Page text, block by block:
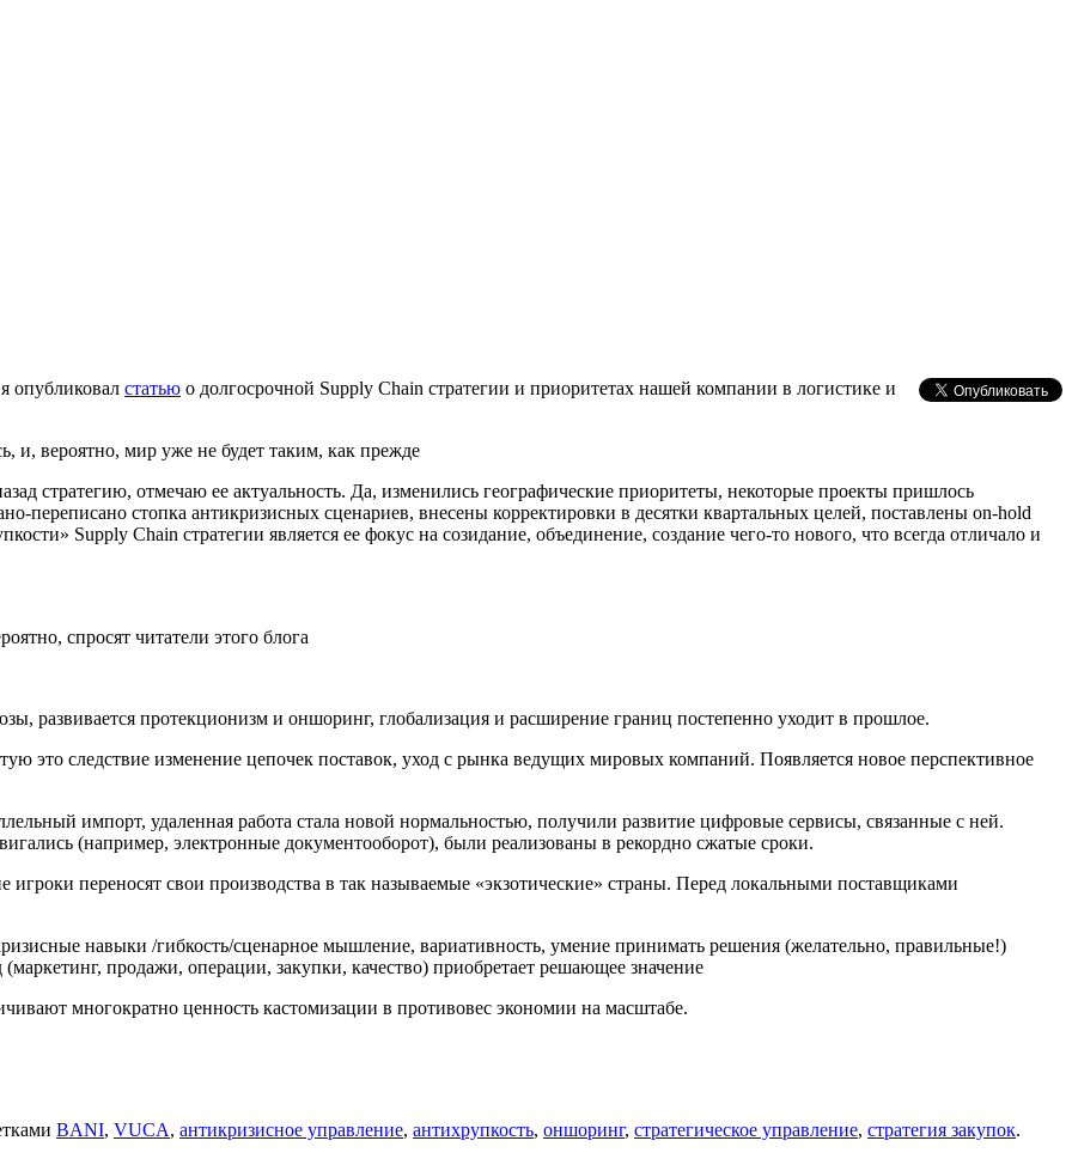
опубликовал статью о долгосрочной Supply Chain стратегии и приоритетах нашей компании в логистике и
и, вероятно, мир уже не будет таким, как прежде
стратегию, отмечаю ее актуальность. Да, изменились географические приоритеты, некоторые проекты пришлось
переписано стопка антикризисных сценариев, внесены корректировки в десятки квартальных целей, поставлены on-hold
Supply Chain стратегии является ее фокус на созидание, объединение, создание чего-то нового, что всегда отличало и
спросят читатели этого блога
развивается протекционизм и оншоринг, глобализация и расширение границ постепенно уходит в прошлое.
это следствие изменение цепочек поставок, уход с рынка ведущих мировых компаний. Появляется новое перспективное
импорт, удаленная работа стала новой нормальностью, получили развитие цифровые сервисы, связанные с ней.
(например, электронные документооборот), были реализованы в рекордно сжатые сроки.
переносят свои производства в так называемые «экзотические» страны. Перед локальными поставщиками
навыки /гибкость/сценарное мышление, вариативность, умение принимать решения (желательно, правильные!)
продажи, операции, закупки, качество) приобретает решающее значение
многократно ценность кастомизации в противовес экономии на масштабе.
BANI, VUCA, антикризисное управление, антихрупкость, оншоринг, стратегическое управление, стратегия закупок.